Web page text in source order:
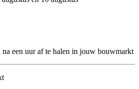
na een uur af te halen in jouw bouwmarkt